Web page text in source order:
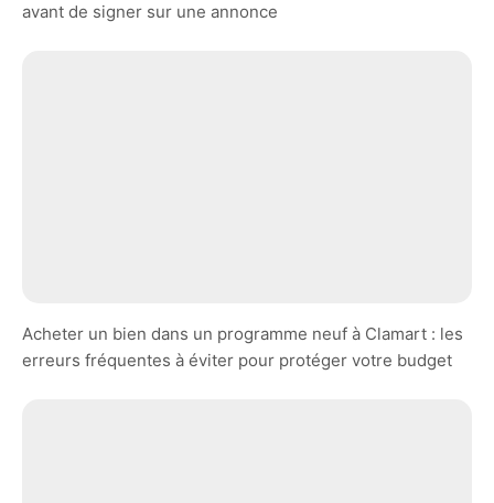
avant de signer sur une annonce
Acheter un bien dans un programme neuf à Clamart : les
erreurs fréquentes à éviter pour protéger votre budget